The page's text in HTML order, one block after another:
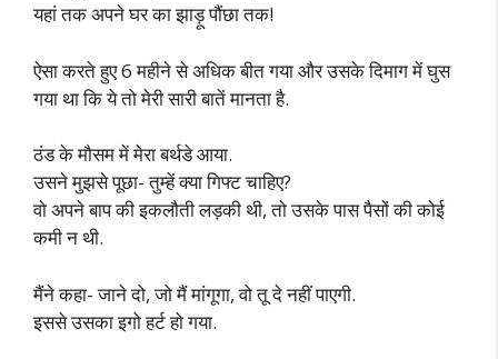
यहां तक अपने घर का झाड़ू पौंछा तक!
ऐसा करते हुए 6 महीने से अधिक बीत गया और उसके दिमाग में घुस
गया था कि ये तो मेरी सारी बातें मानता है.
ठंड के मौसम में मेरा बर्थडे आया.
उसने मुझसे पूछा- तुम्हें क्या गिफ्ट चाहिए?
वो अपने बाप की इकलौती लड़की थी, तो उसके पास पैसों की कोई
कमी न थी.
मैंने कहा- जाने दो, जो मैं मांगूगा, वो तू दे नहीं पाएगी.
इससे उसका इगो हर्ट हो गया.